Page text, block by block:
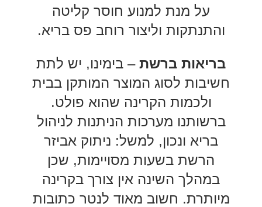
על מנת למנוע חוסר קליטה
והתנתקות וליצור רוחב פס בריא.
בריאות ברשת– בימינו, יש לתת
חשיבות לסוג המוצר המותקן בבית
ולכמות הקרינה שהוא פולט.
ברשותנו מערכות הניתנות לניהול
בריא ונכון, למשל: ניתוק אביזר
הרשת בשעות מסויימות, שכן
במהלך השינה אין צורך בקרינה
מיותרת. חשוב מאוד לנטר כתובות